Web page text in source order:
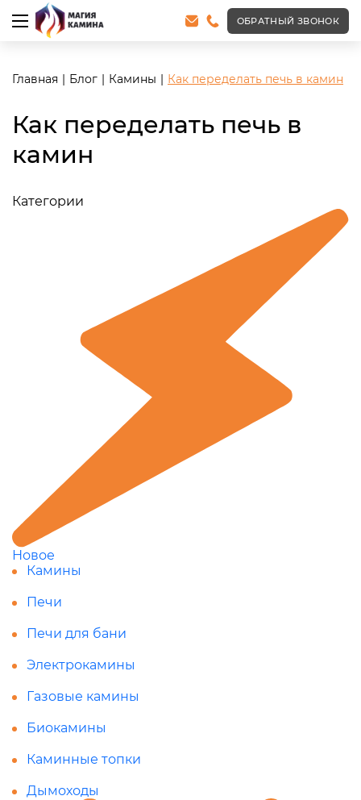
ОБРАТНЫЙ ЗВОНОК
Главная Блог Камины Как переделать печь в камин
Как переделать печь в
камин
Категории
Новое
Камины
Печи
Печи для бани
Электрокамины
Газовые камины
Биокамины
Каминные топки
Дымоходы